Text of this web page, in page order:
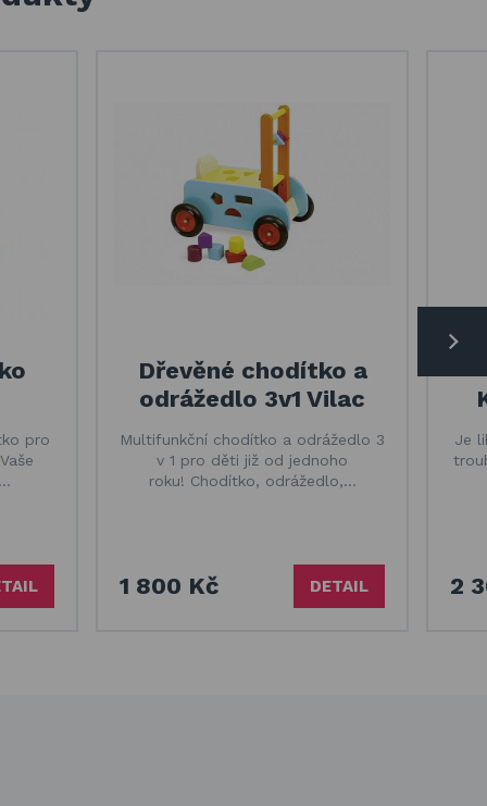
pro
Dřevěné chodítko a
odrážedlo 3v1 Vilac
Multifunkční chodítko a odrážedlo 3
v 1 pro děti již od jednoho
roku! Chodítko, odrážedlo,…
1 800 Kč DETAIL
Je
2